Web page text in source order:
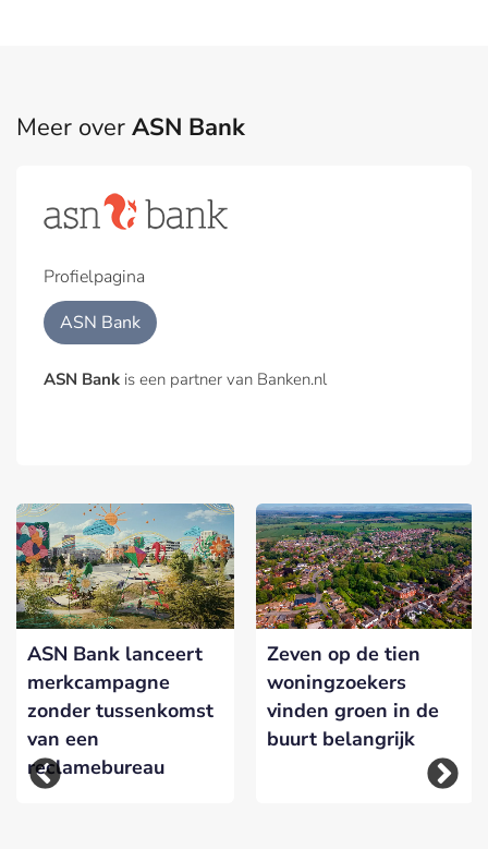
Meer over ASN Bank
Profielpagina
ASN Bank
ASN Bank is een partner van Banken.nl
ASN Bank lanceert
merkcampagne
zonder tussenkomst
van een
reclamebureau
Zeven op de tien
woningzoekers
vinden groen in de
buurt belangrijk